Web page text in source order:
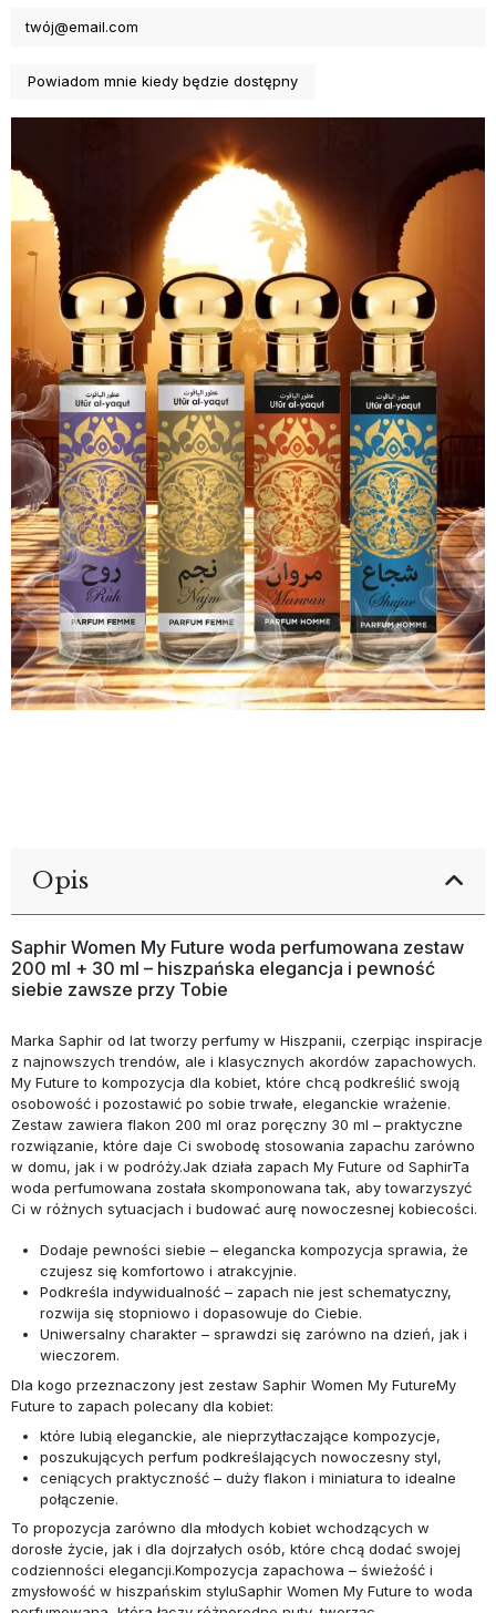
Opis
Saphir Women My Future woda perfumowana zestaw
200 ml + 30 ml – hiszpańska elegancja i pewność
siebie zawsze przy Tobie
Marka Saphir od lat tworzy perfumy w Hiszpanii, czerpiąc inspiracje
z najnowszych trendów, ale i klasycznych akordów zapachowych.
My Future to kompozycja dla kobiet, które chcą podkreślić swoją
osobowość i pozostawić po sobie trwałe, eleganckie wrażenie.
Zestaw zawiera flakon 200 ml oraz poręczny 30 ml – praktyczne
rozwiązanie, które daje Ci swobodę stosowania zapachu zarówno
w domu, jak i w podróży.Jak działa zapach My Future od SaphirTa
woda perfumowana została skomponowana tak, aby towarzyszyć
Ci w różnych sytuacjach i budować aurę nowoczesnej kobiecości.
Dodaje pewności siebie – elegancka kompozycja sprawia, że
czujesz się komfortowo i atrakcyjnie.
Podkreśla indywidualność – zapach nie jest schematyczny,
rozwija się stopniowo i dopasowuje do Ciebie.
Uniwersalny charakter – sprawdzi się zarówno na dzień, jak i
wieczorem.
Dla kogo przeznaczony jest zestaw Saphir Women My FutureMy
Future to zapach polecany dla kobiet:
które lubią eleganckie, ale nieprzytłaczające kompozycje,
poszukujących perfum podkreślających nowoczesny styl,
ceniących praktyczność – duży flakon i miniatura to idealne
połączenie.
To propozycja zarówno dla młodych kobiet wchodzących w
dorosłe życie, jak i dla dojrzałych osób, które chcą dodać swojej
codzienności elegancji.Kompozycja zapachowa – świeżość i
zmysłowość w hiszpańskim styluSaphir Women My Future to woda